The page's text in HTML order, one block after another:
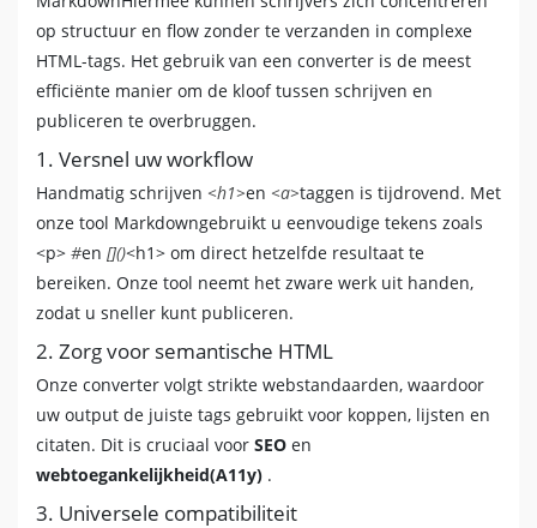
op structuur en flow zonder te verzanden in complexe
HTML-tags. Het gebruik van een converter is de meest
efficiënte manier om de kloof tussen schrijven en
publiceren te overbruggen.
1. Versnel uw workflow
Handmatig schrijven <h1>en <a>taggen is tijdrovend. Met
onze tool Markdowngebruikt u eenvoudige tekens zoals
<p> #en []()<h1> om direct hetzelfde resultaat te
bereiken. Onze tool neemt het zware werk uit handen,
zodat u sneller kunt publiceren.
2. Zorg voor semantische HTML
Onze converter volgt strikte webstandaarden, waardoor
uw output de juiste tags gebruikt voor koppen, lijsten en
citaten. Dit is cruciaal voor SEO en
webtoegankelijkheid(A11y) .
3. Universele compatibiliteit